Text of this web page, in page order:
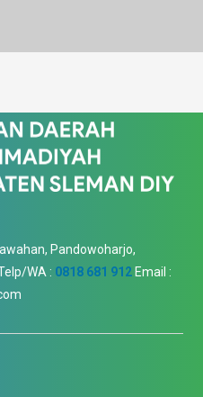
Pandowoharjo,
WA : 0818 681 912 Email :